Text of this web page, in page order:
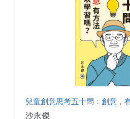
兒童創意思考五十問：創意，
沙永傑